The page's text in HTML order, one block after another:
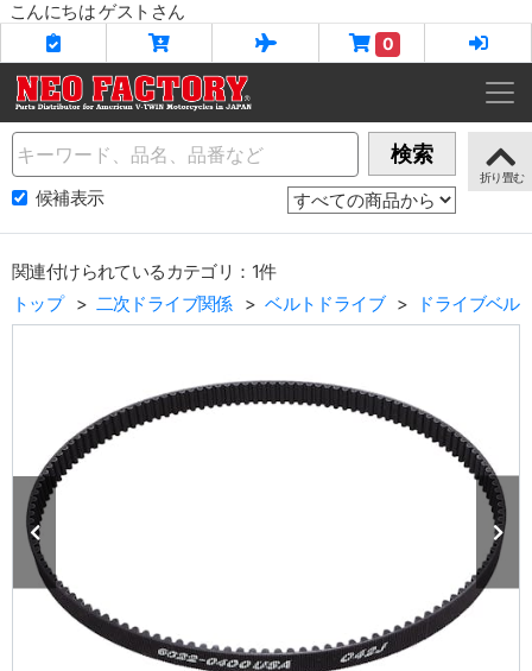
こんにちは ゲストさん
0
Name 検索
候補表示
関連付けられているカテゴリ：1件
トップ
二次ドライブ関係 ベルトドライブ ドライブベル